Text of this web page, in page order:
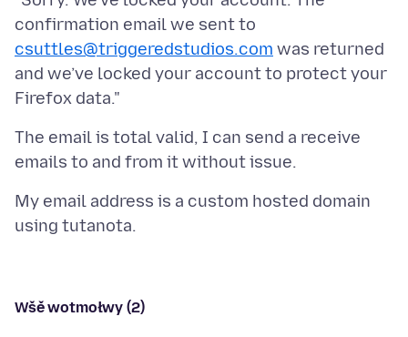
confirmation email we sent to
csuttles@triggeredstudios.com was returned
and we’ve locked your account to protect your
The email is total valid, I can send a receive
My email address is a custom hosted domain
Wšě wotmołwy (2)